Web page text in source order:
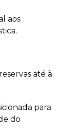
aos
até à
para
do